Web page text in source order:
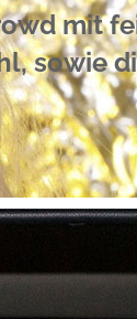
mit
sowie